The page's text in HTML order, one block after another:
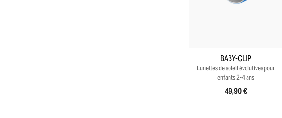
BABY-CLIP
Lunettes de soleil évolutives pour
enfants 2-4 ans
49,90 €